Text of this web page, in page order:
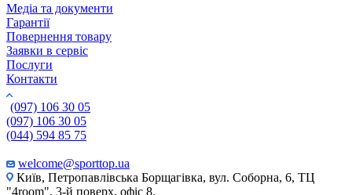
Медіа та документи
Гарантії
Повернення товару
Заявки в сервіс
Послуги
Контакти
(097) 106 30 05
(097) 106 30 05
(044) 594 85 75
welcome@sporttop.ua
Київ, Петропавлівська Борщагівка, вул. Соборна, 6, ТЦ
"4room", 3-й поверх, офіс 8.